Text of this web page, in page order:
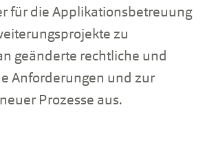
für die Applikationsbetreuung
zu
geänderte rechtliche und
Anforderungen und zur
Prozesse aus.